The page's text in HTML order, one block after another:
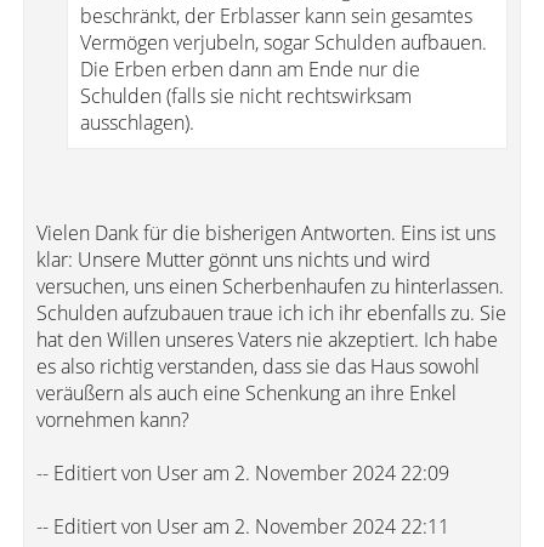
beschränkt, der Erblasser kann sein gesamtes
Vermögen verjubeln, sogar Schulden aufbauen.
Die Erben erben dann am Ende nur die
Schulden (falls sie nicht rechtswirksam
ausschlagen).
Vielen Dank für die bisherigen Antworten. Eins ist uns
klar: Unsere Mutter gönnt uns nichts und wird
versuchen, uns einen Scherbenhaufen zu hinterlassen.
Schulden aufzubauen traue ich ich ihr ebenfalls zu. Sie
hat den Willen unseres Vaters nie akzeptiert. Ich habe
es also richtig verstanden, dass sie das Haus sowohl
veräußern als auch eine Schenkung an ihre Enkel
vornehmen kann?
-- Editiert von User am 2. November 2024 22:09
-- Editiert von User am 2. November 2024 22:11